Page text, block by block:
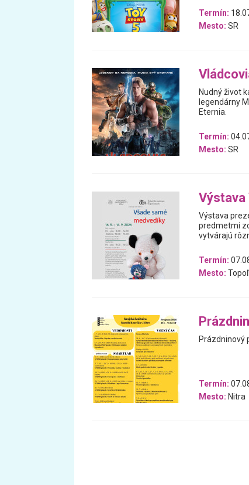
Termín:
Mesto: SR
Nudný život
legendárny
Eternia.
Termín:
Mesto: SR
Výstava
Výstava
predmetmi
vytvárajú
Termín:
Mesto:
Prázdninový
Termín:
Mesto: Nitra